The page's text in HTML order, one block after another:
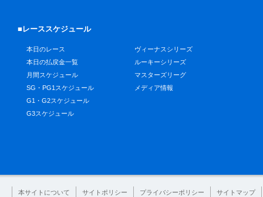
■レーススケジュール
本日のレース
本日の払戻金一覧
月間スケジュール
SG・PG1スケジュール
G1・G2スケジュール
G3スケジュール
ヴィーナスシリーズ
ルーキーシリーズ
マスターズリーグ
メディア情報
本サイトについて サイトポリシー プライバシーポリシー サイトマップ